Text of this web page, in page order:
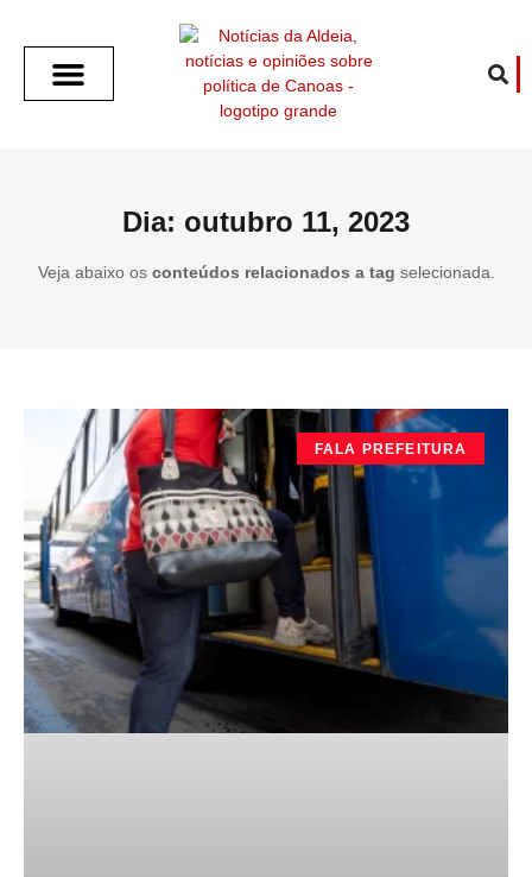
Dia: outubro 11, 2023
Veja abaixo os conteúdos relacionados a tag selecionada.
FALA PREFEITURA